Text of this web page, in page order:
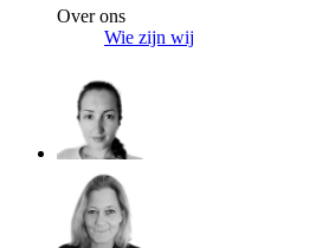
Over ons
Wie zijn wij